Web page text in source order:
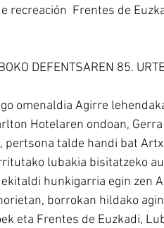
recreación  Frentes de
DEFENTSAREN 85.
omenaldia Agirre
Hotelaren ondoan,
pertsona talde handi bat
lubakia bisitatzeko
hunkigarria egin zen
borrokan hildako
eta Frentes de Euzkadi,